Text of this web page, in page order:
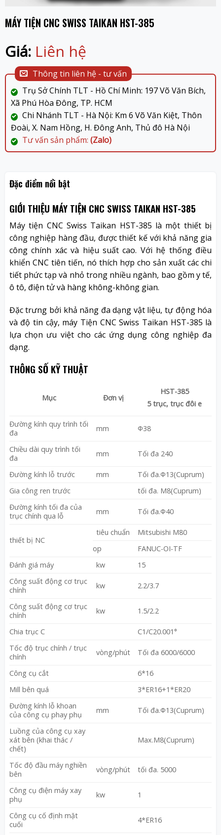
MÁY TIỆN CNC SWISS TAIKAN HST-385
Giá:Liên hệ
Thông tin liên hệ - tư vấn
Trụ Sở Chính TLT - Hồ Chí Minh: 197 Võ Văn Bích,
Xã Phú Hòa Đông, TP. HCM
Chi Nhánh TLT - Hà Nội: Km 6 Võ Văn Kiệt, Thôn
Đoài, X. Nam Hồng, H. Đông Anh, Thủ đô Hà Nội
Tư vấn sản phẩm: (Zalo)
Đặc điểm nổi bật
GIỚI THIỆU MÁY TIỆN CNC SWISS TAIKAN HST-385
Máy tiện CNC Swiss Taikan HST-385 là một thiết bị
công nghiệp hàng đầu, được thiết kế với khả năng gia
công chính xác và hiệu suất cao. Với hệ thống điều
khiển CNC tiên tiến, nó thích hợp cho sản xuất các chi
tiết phức tạp và nhỏ trong nhiều ngành, bao gồm y tế,
ô tô, điện tử và hàng không-không gian.
Đặc trưng bởi khả năng đa dạng vật liệu, tự động hóa
và độ tin cậy, máy Tiện CNC Swiss Taikan HST-385 là
lựa chọn ưu việt cho các ứng dụng công nghiệp đa
dạng.
THÔNG SỐ KỸ THUẬT
Mục Đơn vị
HST-385
5 trục, trục đôi e
Đường kính quy trình tối
đa
mm Φ38
Chiều dài quy trình tối
đa
mm Tối đa 240
Đường kính lỗ trước mm
Tối đa.Φ13(Cuprum)
Gia công ren trước
tối đa. M8(Cuprum)
Đường kính tối đa của
trục chính qua lỗ
mm Tối đa.Φ40
thiết bị NC
tiêu chuẩn
Mitsubishi M80
op
FANUC-OI-TF
Đánh giá máy
kw
15
Công suất động cơ trục
chính
kw 2.2/3.7
Công suất động cơ trục
chính
kw 1.5/2.2
Chia trục C
C1/C20.001°
Tốc độ trục chính / trục
chính
vòng/phút Tối đa 6000/6000
Công cụ cắt
6*16
Mill bên quá
3*ER16+1*ER20
Đường kính lỗ khoan
của công cụ phay phụ
mm Tối đa.Φ13(Cuprum)
Luồng của công cụ xay
xát bên (khai thác /
chết)
Max.M8(Cuprum)
Tốc độ đầu máy nghiền
bên
vòng/phút tối đa. 5000
Công cụ điện máy xay
phụ
kw 1
Công cụ cố định mặt
cuối
4*ER16